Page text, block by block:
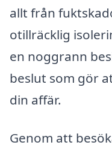
allt från
otillräcklig
en noggrann
beslut som gör
din affär.
Genom att